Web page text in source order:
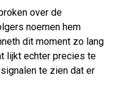
over de
noemen hem
dit moment zo lang
lijkt echter precies te
te zien dat er